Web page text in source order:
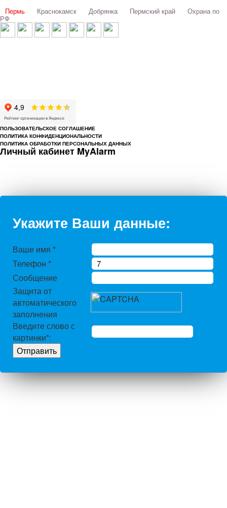
Пермь Краснокамск Добрянка Пермский край Охрана по
РФ
ПОЛЬЗОВАТЕЛЬСКОЕ СОГЛАШЕНИЕ
ПОЛИТИКА КОНФИДЕНЦИОНАЛЬНОСТИ
ПОЛИТИКА ОБРАБОТКИ ПЕРСОНАЛЬНЫХ ДАННЫХ
Личный кабинет MyAlarm
Укажите Ваши данные:
Ваше имя *
Телефон *
Сообщение
Защита от
автоматического
заполнения
Введите слово с
картинки*: